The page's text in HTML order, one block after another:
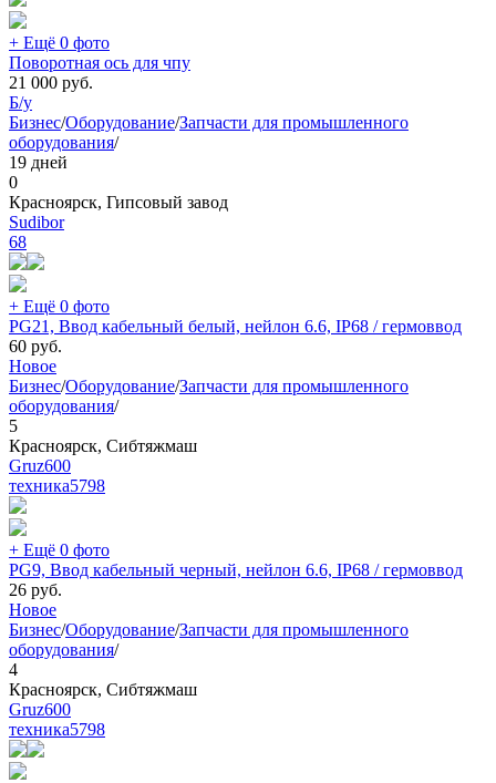
+ Ещё 0 фото
Поворотная ось для чпу
21 000 руб.
Б/у
Бизнес/Оборудование/Запчасти для промышленного
оборудования/
19 дней
0
Красноярск, Гипсовый завод
Sudibor
68
+ Ещё 0 фото
PG21, Ввод кабельный белый, нейлон 6.6, IP68 / гермоввод
60 руб.
Новое
Бизнес/Оборудование/Запчасти для промышленного
оборудования/
5
Красноярск, Сибтяжмаш
Gruz600
техника5798
+ Ещё 0 фото
PG9, Ввод кабельный черный, нейлон 6.6, IP68 / гермоввод
26 руб.
Новое
Бизнес/Оборудование/Запчасти для промышленного
оборудования/
4
Красноярск, Сибтяжмаш
Gruz600
техника5798